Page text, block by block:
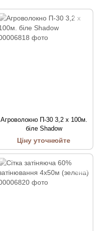
Агроволокно П-30 3,2 х 100м.
біле Shadow
Ціну уточнюйте